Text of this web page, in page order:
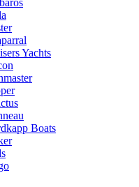
Yachts
Boats